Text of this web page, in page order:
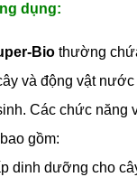
dụng:
Bio thường
và động vật
Các chức năng
gồm:
dinh dưỡng cho